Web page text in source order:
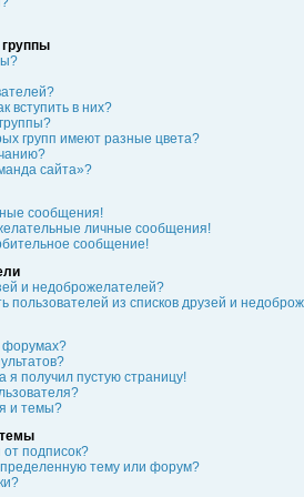
группы
вступить в них?
групп имеют разные цвета?
сайта»?
сообщения!
личные сообщения!
сообщение!
и недоброжелателей?
пользователей из списков друзей и
форумах?
я получил пустую страницу!
и темы?
темы
подписок?
тему или форум?